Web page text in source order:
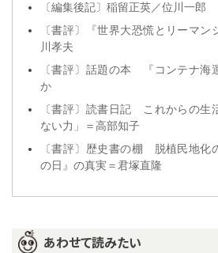
〔編集後記〕稲留正英／位川一郎
〔書評〕『世界大恐慌とリーマ
川孝夫
〔書評〕話題の本 『コンテナ海
か
〔書評〕読書日記 これからの生
ない力」＝高部知子
〔書評〕歴史書の棚 脱植民地化
の日』の真実＝君塚直隆
あわせて読みたい